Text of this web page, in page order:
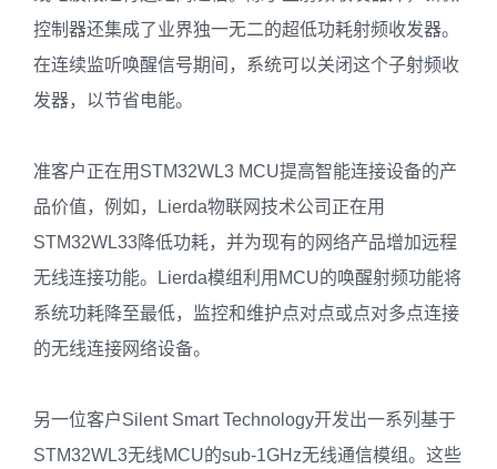
控制器还集成了业界独一无二的超低功耗射频收发器。
在连续监听唤醒信号期间，系统可以关闭这个子射频收
发器，以节省电能。
准客户正在用STM32WL3 MCU提高智能连接设备的产
品价值，例如，Lierda物联网技术公司正在用
STM32WL33降低功耗，并为现有的网络产品增加远程
无线连接功能。Lierda模组利用MCU的唤醒射频功能将
系统功耗降至最低，监控和维护点对点或点对多点连接
的无线连接网络设备。
另一位客户Silent Smart Technology开发出一系列基于
STM32WL3无线MCU的sub-1GHz无线通信模组。这些